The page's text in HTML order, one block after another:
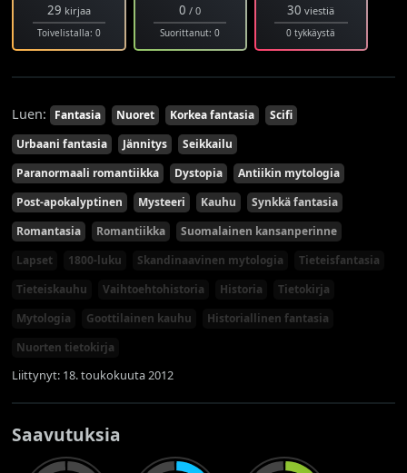
29 kirjaa
Toivelistalla: 0
0 / 0
Suorittanut: 0
30 viestiä
0 tykkäystä
Luen: Fantasia Nuoret Korkea fantasia
Scifi
Urbaani fantasia
Jännitys
Seikkailu
Paranormaali romantiikka
Dystopia
Antiikin mytologia
Post-apokalyptinen
Mysteeri Kauhu
Synkkä fantasia
Romantasia
Romantiikka
Suomalainen kansanperinne
Lapset
1800-luku Skandinaavinen mytologia
Tieteisfantasia
Tieteiskauhu
Vaihtoehtohistoria Historia
Tietokirja
Mytologia
Goottilainen kauhu
Historiallinen fantasia
Nuorten tietokirja
Liittynyt: 18. toukokuuta 2012
Saavutuksia